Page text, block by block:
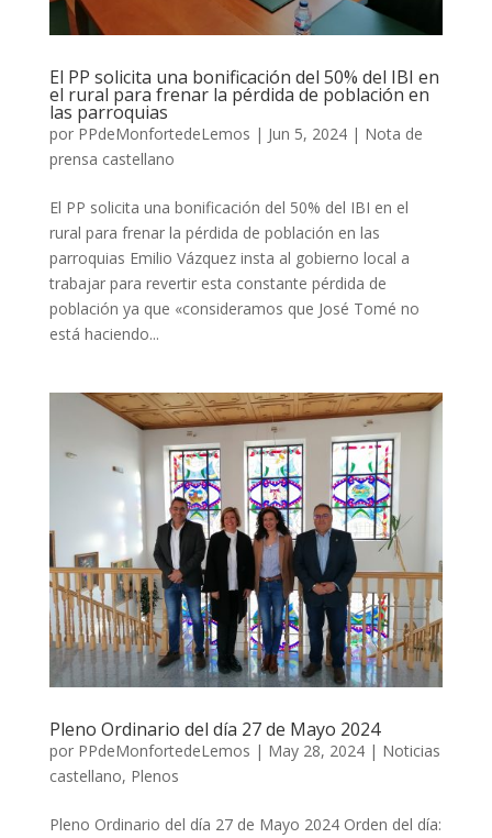
El PP solicita una bonificación del 50% del IBI en
el rural para frenar la pérdida de población en
las parroquias
por PPdeMonfortedeLemos | Jun 5, 2024| Nota de
prensa castellano
El PP solicita una bonificación del 50% del IBI en el
rural para frenar la pérdida de población en las
parroquias Emilio Vázquez insta al gobierno local a
trabajar para revertir esta constante pérdida de
población ya que «consideramos que José Tomé no
está haciendo...
Pleno Ordinario del día 27 de Mayo 2024
por PPdeMonfortedeLemos | May 28, 2024| Noticias
castellano, Plenos
Pleno Ordinario del día 27 de Mayo 2024 Orden del día: